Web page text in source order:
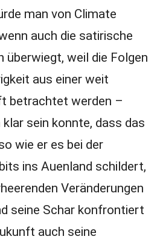
man von Climate
auch die satirische
überwiegt, weil die Folgen
aus einer weit
betrachtet werden –
sein konnte, dass das
wie er es bei der
ins Auenland schildert,
Veränderungen
seine Schar konfrontiert
auch seine